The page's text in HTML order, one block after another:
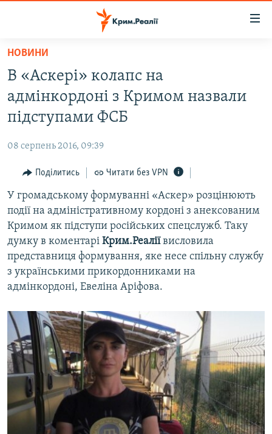
Перейти
основного
матеріалу
Перейти
до
основної
навігації
Перейти
пошуку
ВОДА.КРИМ
ВІДЕО ТА ФОТО
БЛОГИ
ПОГЛЯД
ІНТЕРВ'Ю
ВСЕ ЗА ДЕНЬ
СПЕЦПРОЕКТИ
ДЕПОРТАЦІЯ
ВІДЕОУРОКИ «ELIFBE»
УКРАЇНСЬКА ПРОБЛЕМА КРИМУ
ІНФОГРАФІКА
ЯК ОБІЙТИ БЛОКУВАННЯ
Русский
Qırımtatar
ДОЛУЧАЙСЯ!
Усі сайти RFE/RL
НОВИНИ
В «Аскері» колапс на
адмінкордоні з Кримом назвали
підступами ФСБ
08 серпень 2016, 09:39
Поділитись Читати без VPN
У громадському формуванні «Аскер» розцінюють
події на адміністративному кордоні з анексованим
Кримом як підступи російських спецслужб. Таку
думку в коментарі Крим.Реаліївисловила
представниця формування, яке несе спільну службу
з українськими прикордонниками на
адмінкордоні, Евеліна Аріфова.